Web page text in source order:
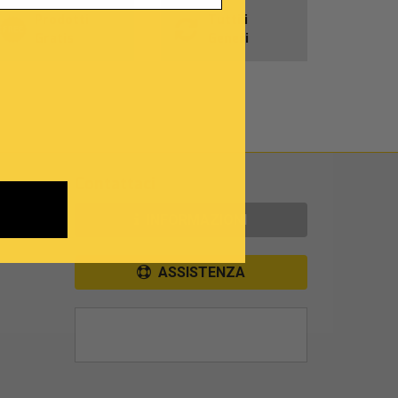
Tutti i
Generi
INFORMAZIONI
ASSISTENZA